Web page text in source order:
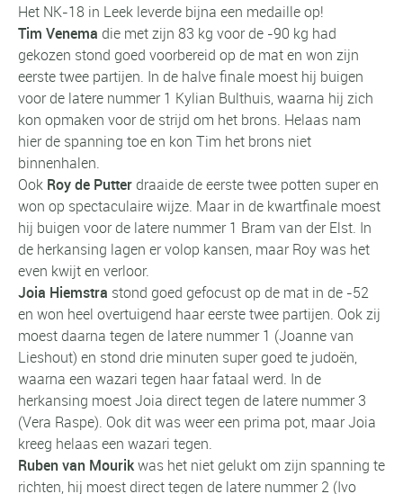
Het NK-18 in Leek leverde bijna een medaille op!
Tim Venema die met zijn 83 kg voor de -90 kg had
gekozen stond goed voorbereid op de mat en won zijn
eerste twee partijen. In de halve finale moest hij buigen
voor de latere nummer 1 Kylian Bulthuis, waarna hij zich
kon opmaken voor de strijd om het brons. Helaas nam
hier de spanning toe en kon Tim het brons niet
binnenhalen.
Ook Roy de Putter draaide de eerste twee potten super en
won op spectaculaire wijze. Maar in de kwartfinale moest
hij buigen voor de latere nummer 1 Bram van der Elst. In
de herkansing lagen er volop kansen, maar Roy was het
even kwijt en verloor.
Joia Hiemstra stond goed gefocust op de mat in de -52
en won heel overtuigend haar eerste twee partijen. Ook zij
moest daarna tegen de latere nummer 1 (Joanne van
Lieshout) en stond drie minuten super goed te judoën,
waarna een wazari tegen haar fataal werd. In de
herkansing moest Joia direct tegen de latere nummer 3
(Vera Raspe). Ook dit was weer een prima pot, maar Joia
kreeg helaas een wazari tegen.
Ruben van Mourikwas het niet gelukt om zijn spanning te
richten, hij moest direct tegen de latere nummer 2 (Ivo